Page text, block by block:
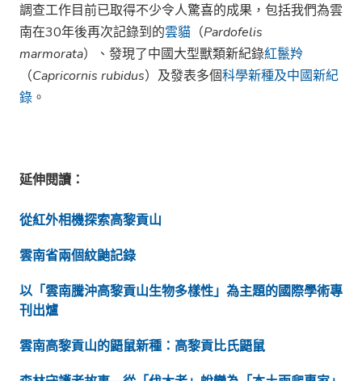
調查工作目前已取得不少令人驚喜的成果，包括我們為雲
南在30年後再次記錄到的雲貓 （Pardofelis
marmorata）、發現了中國大型獸類新紀錄紅鬣羚
（Capricornis rubidus）及發表多個科學新種及中國新紀
錄 。
延伸閱讀：
從紅外相機探索高黎貢山
雲南省兩個紋鼬記錄
以「雲南騰沖高黎貢山生物多樣性」為主題的國際學術專
刊出爐
雲南高黎貢山的鼯鼠新種：高黎貢比氏鼯鼠